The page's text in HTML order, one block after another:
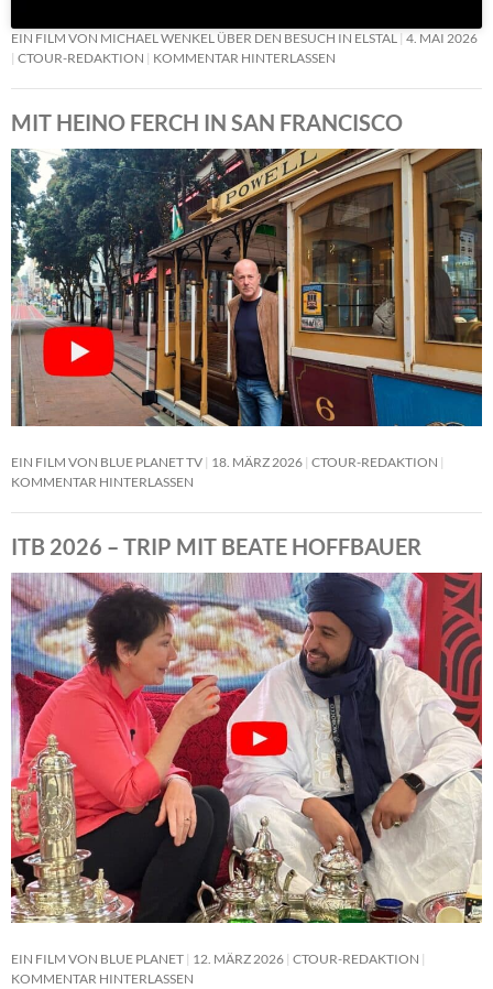
EIN FILM VON MICHAEL WENKEL ÜBER DEN BESUCH IN ELSTAL
4. MAI 2026
CTOUR-REDAKTION
KOMMENTAR HINTERLASSEN
MIT HEINO FERCH IN SAN FRANCISCO
EIN FILM VON BLUE PLANET TV 18. MÄRZ 2026 CTOUR-REDAKTION
KOMMENTAR HINTERLASSEN
ITB 2026 – TRIP MIT BEATE HOFFBAUER
EIN FILM VON BLUE PLANET 12. MÄRZ 2026 CTOUR-REDAKTION
KOMMENTAR HINTERLASSEN